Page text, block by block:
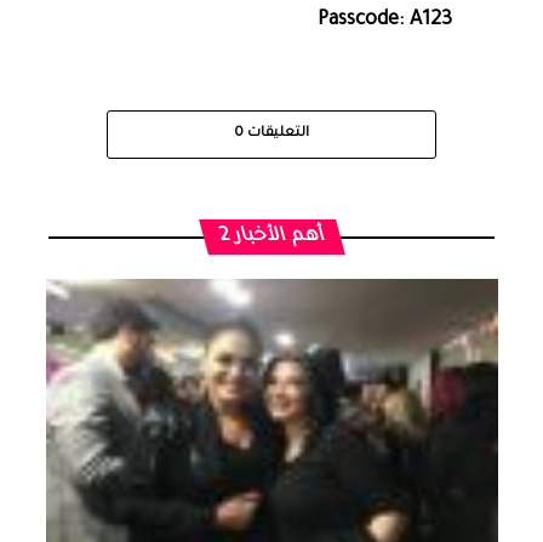
Passcode: A123
التعليقات 0
أهم الأخبار 2